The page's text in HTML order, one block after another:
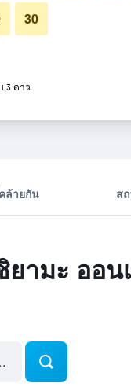
พของ คาเดนโช อาราชิยามะ อ
ล้ายกัน ส
มะ ออน
อง
30
3 ดาว